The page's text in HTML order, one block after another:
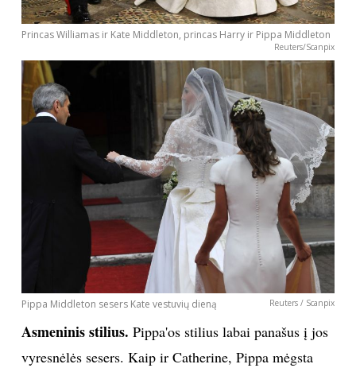
Princas Williamas ir Kate Middleton, princas Harry ir Pippa Middleton
Reuters/Scanpix
Pippa Middleton sesers Kate vestuvių dieną Reuters / Scanpix
Asmeninis stilius. Pippa'os stilius labai panašus į jos
vyresnėlės sesers. Kaip ir Catherine, Pippa mėgsta